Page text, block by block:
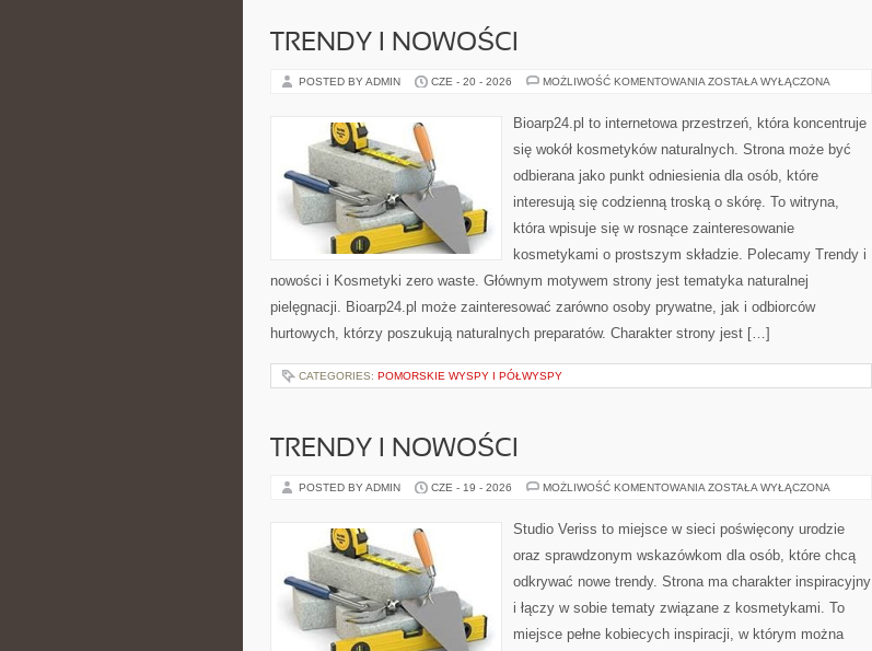
TRENDY I NOWOŚCI
POSTED BY ADMIN CZE - 20 - 2026 MOŻLIWOŚĆ KOMENTOWANIA TRENDY
ZOSTAŁA WYŁĄCZONA
Bioarp24.pl to internetowa przestrzeń, która koncentruje
się wokół kosmetyków naturalnych. Strona może być
odbierana jako punkt odniesienia dla osób, które
interesują się codzienną troską o skórę. To witryna,
która wpisuje się w rosnące zainteresowanie
kosmetykami o prostszym składzie. Polecamy Trendy i
nowości i Kosmetyki zero waste. Głównym motywem strony jest tematyka naturalnej
pielęgnacji. Bioarp24.pl może zainteresować zarówno osoby prywatne, jak i odbiorców
hurtowych, którzy poszukują naturalnych preparatów. Charakter strony jest […]
CATEGORIES: POMORSKIE WYSPY I PÓŁWYSPY
TRENDY I NOWOŚCI
POSTED BY ADMIN CZE - 19 - 2026 MOŻLIWOŚĆ KOMENTOWANIA TRENDY
ZOSTAŁA WYŁĄCZONA
Studio Veriss to miejsce w sieci poświęcony urodzie
oraz sprawdzonym wskazówkom dla osób, które chcą
odkrywać nowe trendy. Strona ma charakter inspiracyjny
i łączy w sobie tematy związane z kosmetykami. To
miejsce pełne kobiecych inspiracji, w którym można